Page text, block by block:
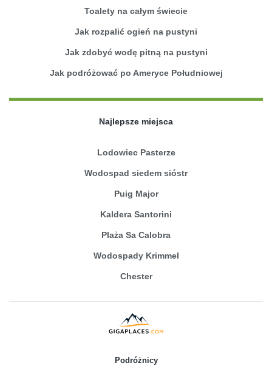
Toalety na całym świecie
Jak rozpalić ogień na pustyni
Jak zdobyć wodę pitną na pustyni
Jak podróżować po Ameryce Południowej
Najlepsze miejsca
Lodowiec Pasterze
Wodospad siedem sióstr
Puig Major
Kaldera Santorini
Plaża Sa Calobra
Wodospady Krimmel
Chester
Podróżnicy